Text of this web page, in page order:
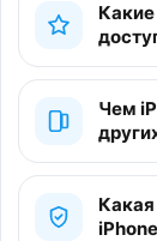
Какие
Чем
Какая